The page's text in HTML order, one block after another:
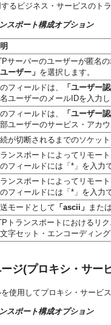
るビジネス・サービスのト
スポート構成オプション
サーバーのユーザーが匿名
ーザー」 を選択します。
フィールドは、
「ユーザー
ユーザーのメールIDを入力
フィールドは、
「ユーザー
ユーザーのサービス・アカ
が切断されるまでのソケッ
ランスポートによってリモー
のフィールドには「*」を入力
ランスポートによってリモー
のフィールドには「*」を入力
モードとして 「ascii」
また
トランスポートにおけるリ
字セット・エンコーディン
ジ(プロキシ・サー
使用してプロキシ・サービ
スポート構成オプション